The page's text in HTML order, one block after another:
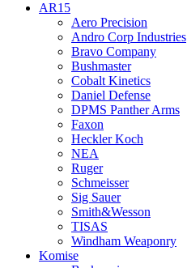
AR15
Aero Precision
Andro Corp Industries
Bravo Company
Bushmaster
Cobalt Kinetics
Daniel Defense
DPMS Panther Arms
Faxon
Heckler Koch
NEA
Ruger
Schmeisser
Sig Sauer
Smith&Wesson
TISAS
Windham Weaponry
Komise